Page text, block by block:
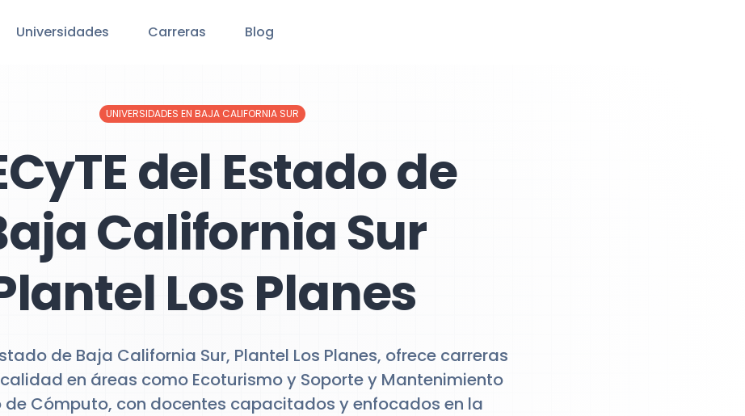
Universidades Carreras Blog
UNIVERSIDADES EN BAJA CALIFORNIA SUR
del Estado de
California Sur
Los Planes
de Baja California Sur, Plantel Los Planes, ofrece carreras
en áreas como Ecoturismo y Soporte y Mantenimiento
de Cómputo, con docentes capacitados y enfocados en la